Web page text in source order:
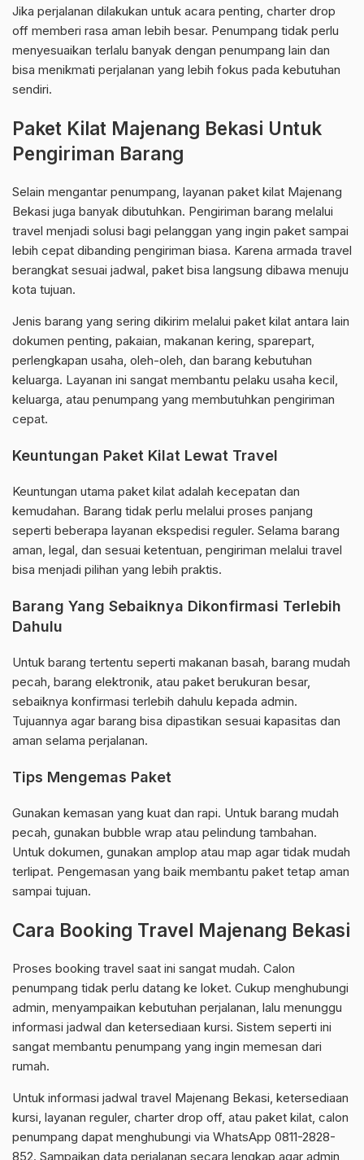
Jika perjalanan dilakukan untuk acara penting, charter drop
off memberi rasa aman lebih besar. Penumpang tidak perlu
menyesuaikan terlalu banyak dengan penumpang lain dan
bisa menikmati perjalanan yang lebih fokus pada kebutuhan
sendiri.
Paket Kilat Majenang Bekasi Untuk
Pengiriman Barang
Selain mengantar penumpang, layanan paket kilat Majenang
Bekasi juga banyak dibutuhkan. Pengiriman barang melalui
travel menjadi solusi bagi pelanggan yang ingin paket sampai
lebih cepat dibanding pengiriman biasa. Karena armada travel
berangkat sesuai jadwal, paket bisa langsung dibawa menuju
kota tujuan.
Jenis barang yang sering dikirim melalui paket kilat antara lain
dokumen penting, pakaian, makanan kering, sparepart,
perlengkapan usaha, oleh-oleh, dan barang kebutuhan
keluarga. Layanan ini sangat membantu pelaku usaha kecil,
keluarga, atau penumpang yang membutuhkan pengiriman
cepat.
Keuntungan Paket Kilat Lewat Travel
Keuntungan utama paket kilat adalah kecepatan dan
kemudahan. Barang tidak perlu melalui proses panjang
seperti beberapa layanan ekspedisi reguler. Selama barang
aman, legal, dan sesuai ketentuan, pengiriman melalui travel
bisa menjadi pilihan yang lebih praktis.
Barang Yang Sebaiknya Dikonfirmasi Terlebih
Dahulu
Untuk barang tertentu seperti makanan basah, barang mudah
pecah, barang elektronik, atau paket berukuran besar,
sebaiknya konfirmasi terlebih dahulu kepada admin.
Tujuannya agar barang bisa dipastikan sesuai kapasitas dan
aman selama perjalanan.
Tips Mengemas Paket
Gunakan kemasan yang kuat dan rapi. Untuk barang mudah
pecah, gunakan bubble wrap atau pelindung tambahan.
Untuk dokumen, gunakan amplop atau map agar tidak mudah
terlipat. Pengemasan yang baik membantu paket tetap aman
sampai tujuan.
Cara Booking Travel Majenang Bekasi
Proses booking travel saat ini sangat mudah. Calon
penumpang tidak perlu datang ke loket. Cukup menghubungi
admin, menyampaikan kebutuhan perjalanan, lalu menunggu
informasi jadwal dan ketersediaan kursi. Sistem seperti ini
sangat membantu penumpang yang ingin memesan dari
rumah.
Untuk informasi jadwal travel Majenang Bekasi, ketersediaan
kursi, layanan reguler, charter drop off, atau paket kilat, calon
penumpang dapat menghubungi via WhatsApp 0811-2828-
852. Sampaikan data perjalanan secara lengkap agar admin